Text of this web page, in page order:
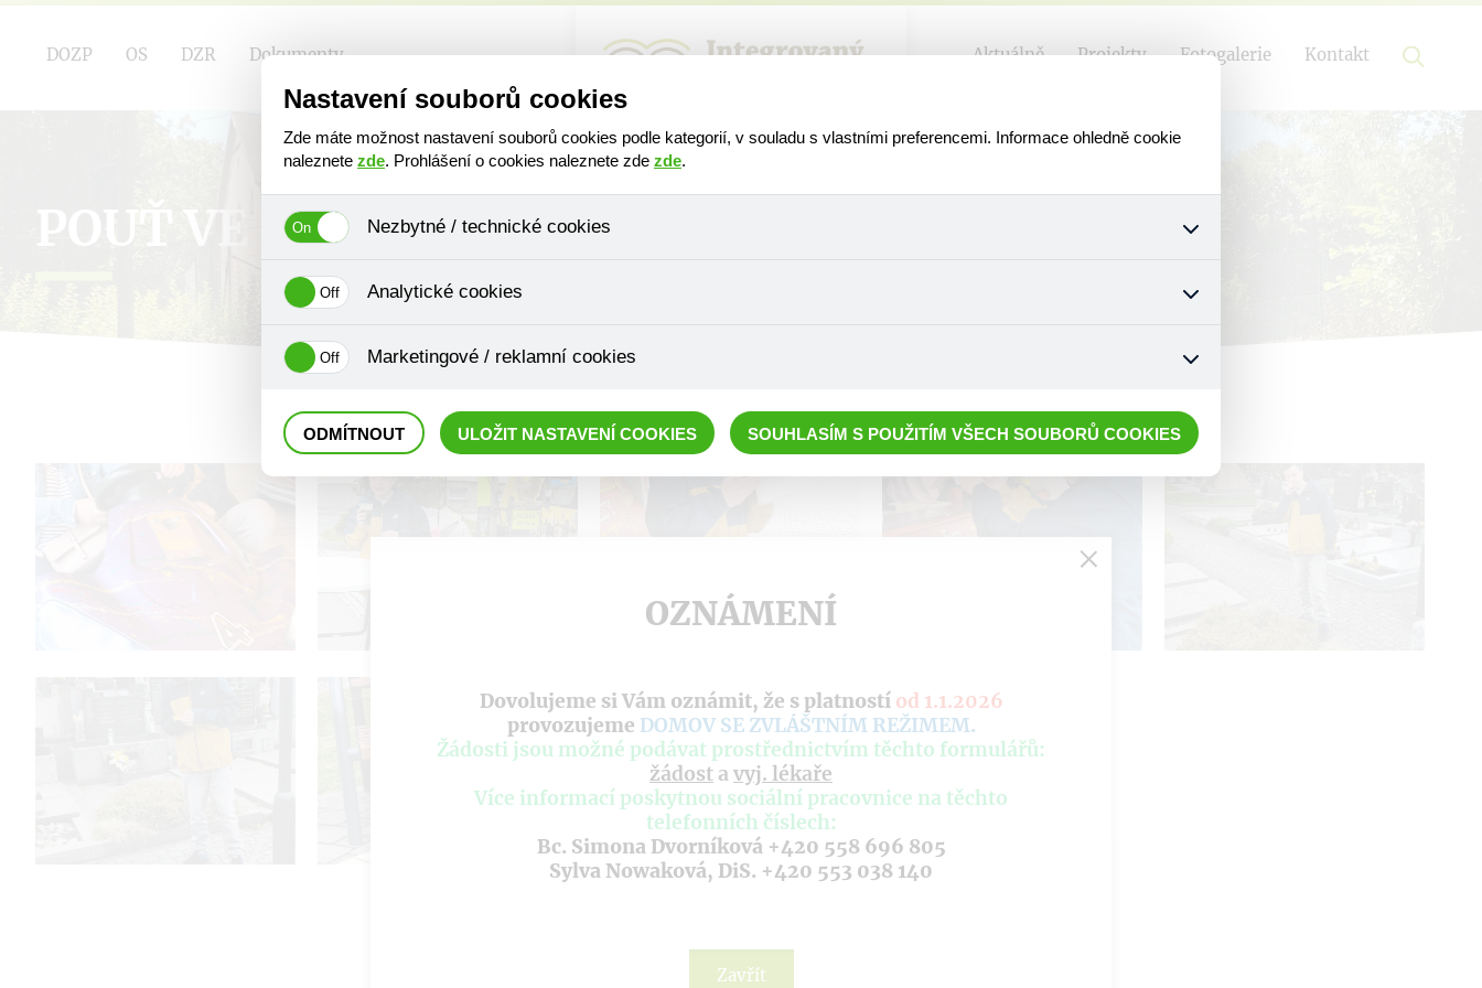
DOZP OS DZR Dokumenty Aktuálně Projekty Fotogalerie Kontakt
POUŤ VE STAŘÍČI
OZNÁMENÍ
Dovolujeme si Vám oznámit, že s platností od 1.1.2026
provozujeme DOMOV SE ZVLÁŠTNÍM REŽIMEM.
Žádosti jsou možné podávat prostřednictvím těchto formulářů:
žádost avyj. lékaře
Více informací poskytnou sociální pracovnice na těchto
telefonních číslech:
Bc. Simona Dvorníková +420 558 696 805
Sylva Nowaková, DiS. +420 553 038 140
Zavřít
Nastavení souborů cookies
Zde máte možnost nastavení souborů cookies podle kategorií, v souladu s vlastními preferencemi. Informace ohledně cookie
naleznete zde. Prohlášení o cookies naleznete zde zde.
Nezbytné / technické cookies
Používají se mimo jiné k ukládání produktů v nákupním košíku, ovládání filtrů a také nastavení souhlasu s uživáním cookies.
Analytické cookies
se již nejedná o osobní údaje, protože anonymizované cookies nelze přiřadit konkrétnímu uživateli. Proto nedokážeme zjistit
Marketingové / reklamní cookies
ODMÍTNOUT
ULOŽIT NASTAVENÍ COOKIES SOUHLASÍM S POUŽITÍM VŠECH SOUBORŮ COOKIES